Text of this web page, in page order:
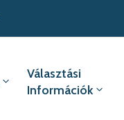
Választási
Információk